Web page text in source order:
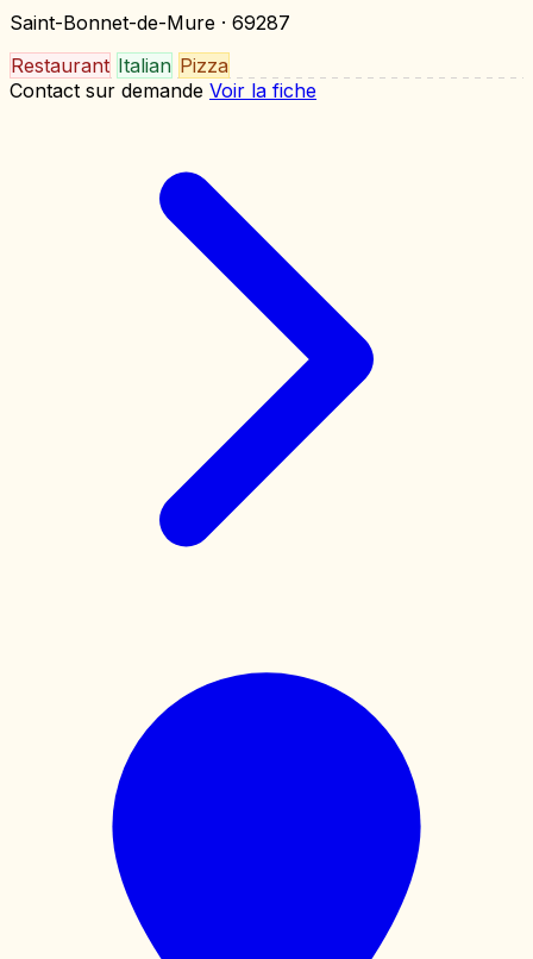
Saint-Bonnet-de-Mure · 69287
Restaurant Italian Pizza
Contact sur demande Voir la fiche